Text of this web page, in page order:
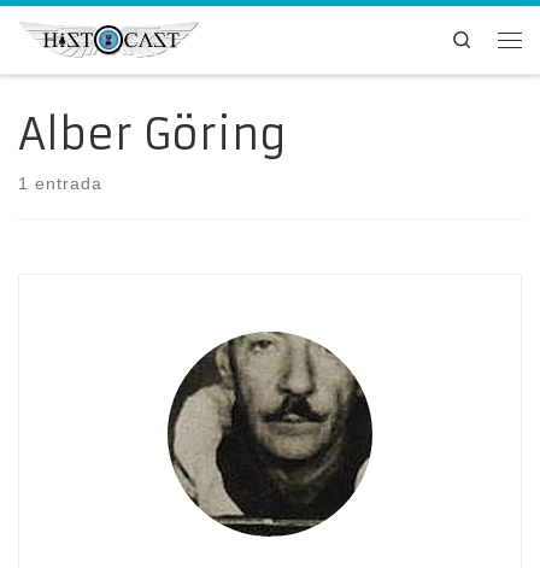
Saltar al contenido
Search
Alber Göring
1 entrada